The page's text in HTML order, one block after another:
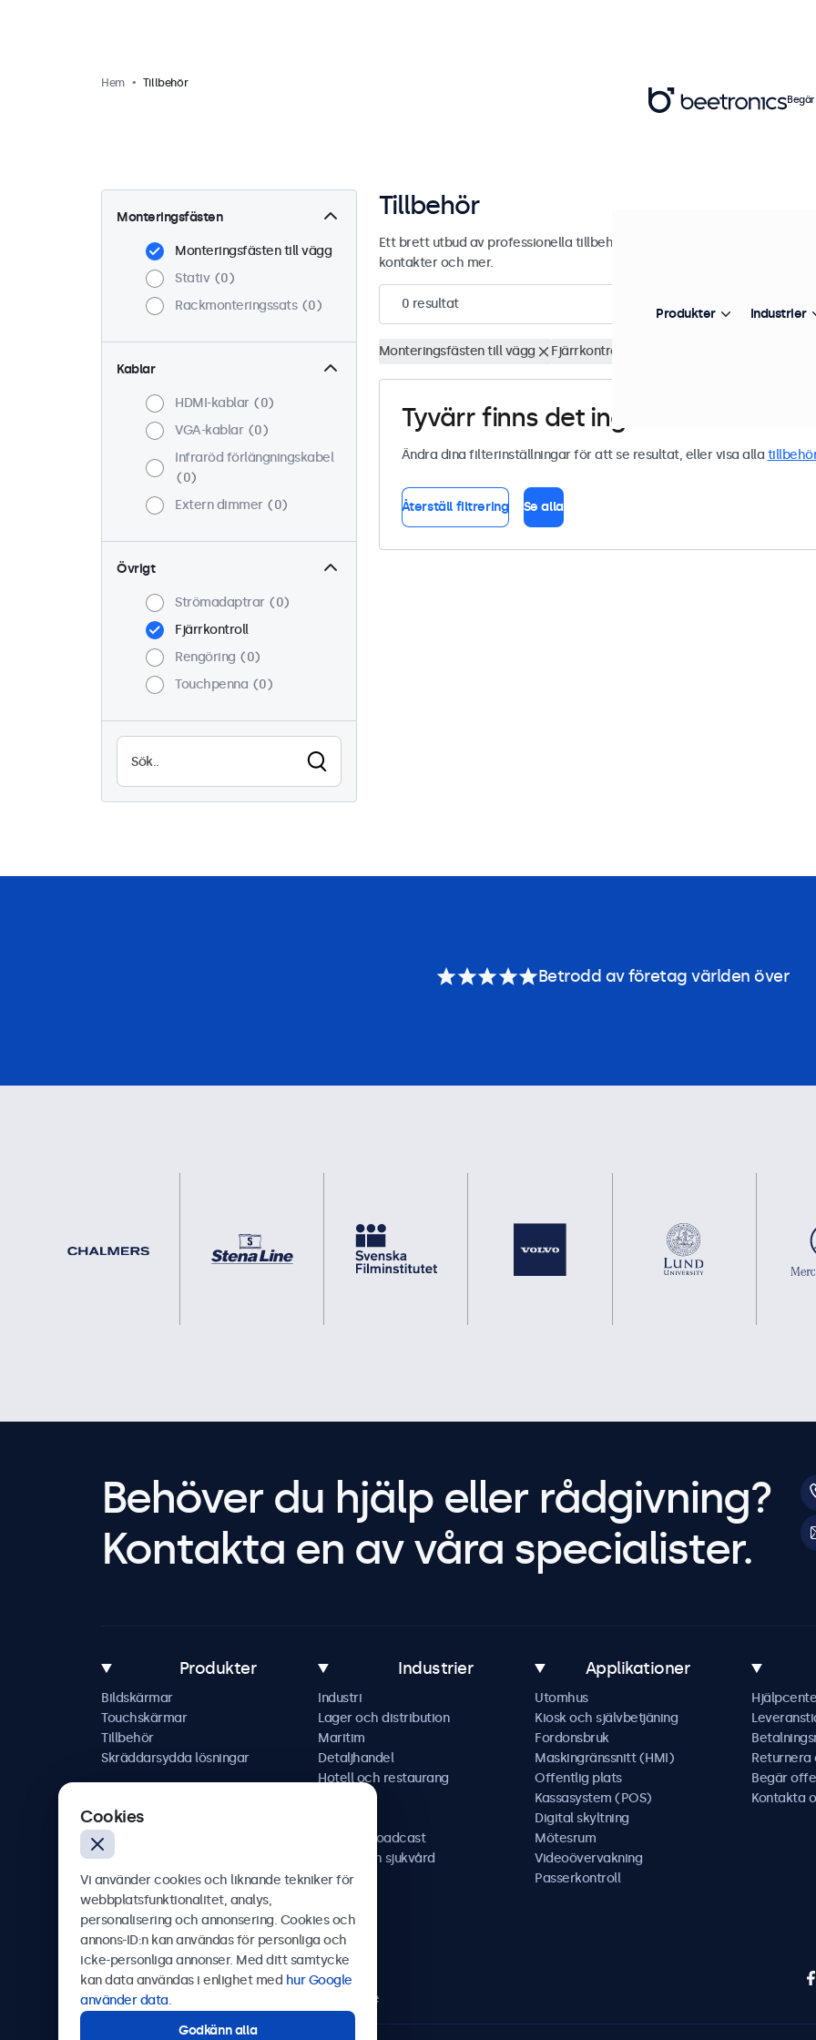
Hem Tillbehör
Monteringsfästen
Monteringsfästen till vägg
Stativ
0
Rackmonteringssats
0
Kablar
HDMI-kablar
0
VGA-kablar
0
Infraröd förlängningskabel
0
Extern dimmer
0
Övrigt
Strömadaptrar
0
Fjärrkontroll
Rengöring
0
Touchpenna
0
Tillbehör
Ett brett utbud av professionella tillbehör för dina Beetronics-skärmar.
kontakter och mer.
0 resultat
Monteringsfästen till vägg Fjärrkontroll
Tyvärr finns det inga skärmar som
Ändra dina filterinställningar för att se resultat, eller visa alla tillbehör
Återställ filtrering Se alla
Produkter Industrier
Betrodd av företag världen över
Behöver du hjälp eller rådgivning?
Kontakta en av våra specialister.
Produkter
Bildskärmar
Touchskärmar
Tillbehör
Skräddarsydda lösningar
Industrier
Industri
Lager och distribution
Maritim
Detaljhandel
Hotell och restaurang
AV och broadcast
Hälso- och sjukvård
Applikationer
Utomhus
Kiosk och självbetjäning
Fordonsbruk
Maskingränssnitt (HMI)
Offentlig plats
Kassasystem (POS)
Digital skyltning
Mötesrum
Videoövervakning
Passerkontroll
Begär
Kontakta
Beetronics
Olof Palmesgata 29, Stockholm, 111 22, Sverige
Cookies
Vi använder cookies och liknande tekniker för
webbplatsfunktionalitet, analys,
personalisering och annonsering. Cookies och
annons-ID:n kan användas för personliga och
icke-personliga annonser. Med ditt samtycke
kan data användas i enlighet med hur Google
använder data.
Godkänn alla